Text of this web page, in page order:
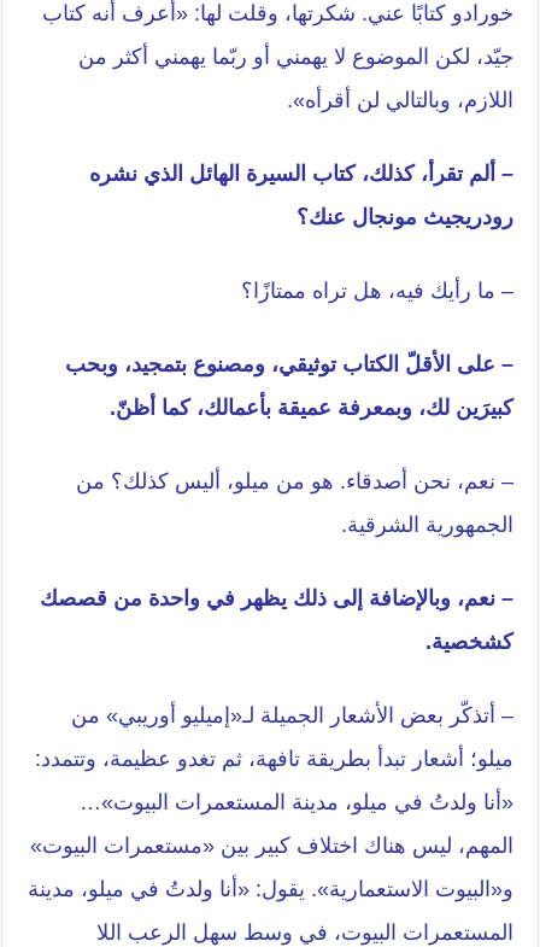
خورادو كتابًا عني. شكرتها، وقلت لها: «أعرف أنه كتاب
جيّد، لكن الموضوع لا يهمني أو ربّما يهمني أكثر من
اللازم، وبالتالي لن أقرأه».
– ألم تقرأ، كذلك، كتاب السيرة الهائل الذي نشره
رودريجيث مونجال عنك؟
– ما رأيك فيه، هل تراه ممتازًا؟
– على الأقلّ الكتاب توثيقي، ومصنوع بتمجيد، وبحب
كبيرَين لك، وبمعرفة عميقة بأعمالك، كما أظنّ.
– نعم، نحن أصدقاء. هو من ميلو، أليس كذلك؟ من
الجمهورية الشرقية.
– نعم، وبالإضافة إلى ذلك يظهر في واحدة من قصصك
كشخصية.
– أتذكّر بعض الأشعار الجميلة لـ«إميليو أوريبي» من
ميلو؛ أشعار تبدأ بطريقة تافهة، ثم تغدو عظيمة، وتتمدد:
«أنا ولدتُ في ميلو، مدينة المستعمرات البيوت»…
المهم، ليس هناك اختلاف كبير بين «مستعمرات البيوت»
و«البيوت الاستعمارية». يقول: «أنا ولدتُ في ميلو، مدينة
المستعمرات البيوت، في وسط سهل الرعب اللا